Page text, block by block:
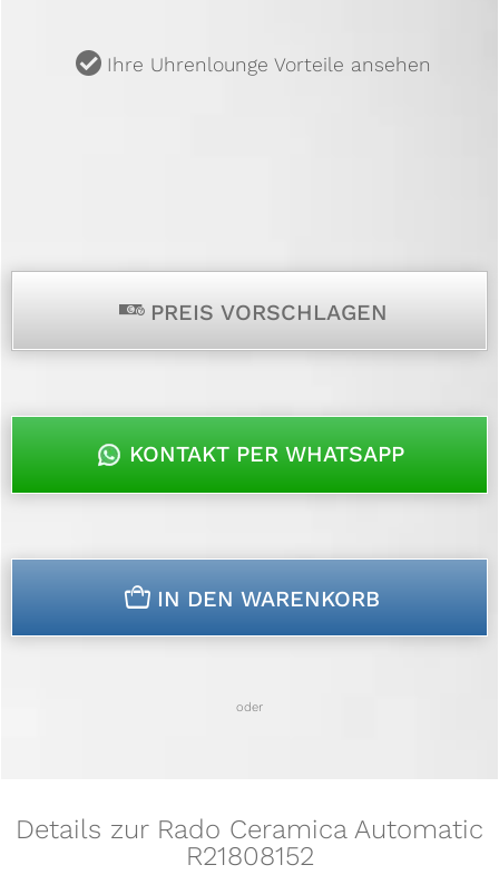
u Ihre Uhrenlounge Vorteile ansehen
p PREIS VORSCHLAGEN
KONTAKT PER WHATSAPP
n IN DEN WARENKORB
oder
Details zur Rado Ceramica Automatic
R21808152